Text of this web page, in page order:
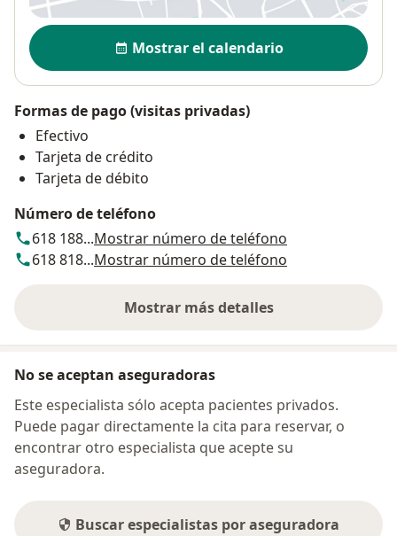
Disponibilidad
Mostrar el calendario
Formas de pago (visitas privadas)
Efectivo
Tarjeta de crédito
Tarjeta de débito
Número de teléfono
618 188...Mostrar número de teléfono
618 818...Mostrar número de teléfono
Mostrar más detalles
sobre la dirección
No se aceptan aseguradoras
Este especialista sólo acepta pacientes privados.
Puede pagar directamente la cita para reservar, o
encontrar otro especialista que acepte su
aseguradora.
Buscar especialistas por aseguradora